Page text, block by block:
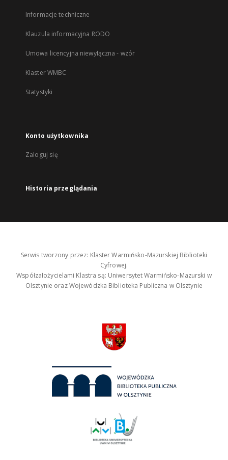
Informacje techniczne
Klauzula informacyjna RODO
Umowa licencyjna niewyłączna - wzór
Klaster WMBC
Statystyki
Konto użytkownika
Zaloguj się
Historia przeglądania
Serwis tworzony przez: Klaster Warmińsko-Mazurskiej Biblioteki
Cyfrowej.
Współzałożycielami Klastra są: Uniwersytet Warmińsko-Mazurski w
Olsztynie oraz Wojewódzka Biblioteka Publiczna w Olsztynie